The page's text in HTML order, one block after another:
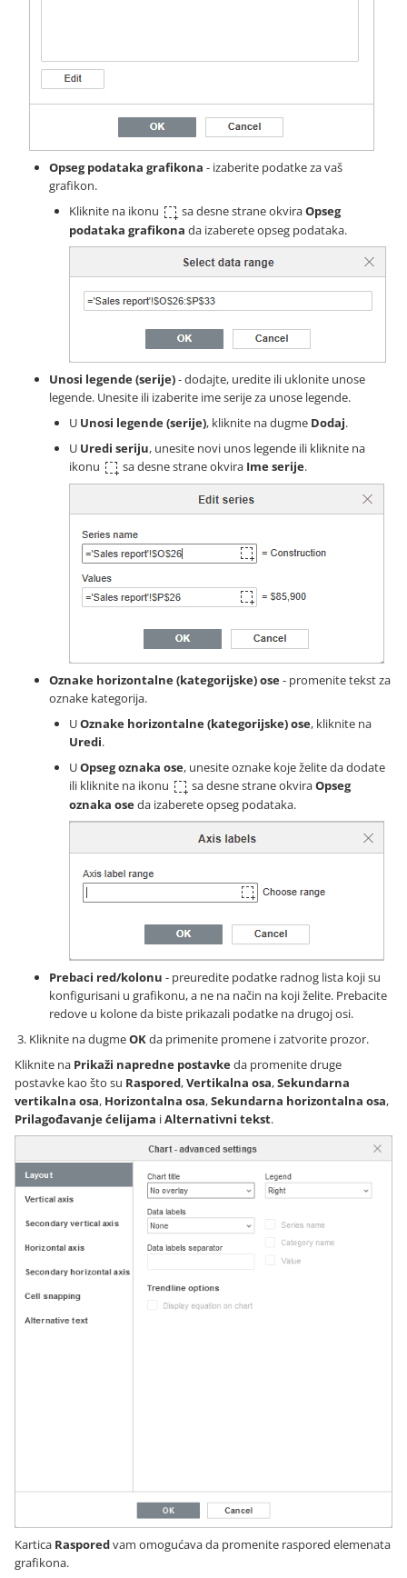
Opseg podataka grafikona - izaberite podatke za vaš
grafikon.
Kliknite na ikonu
sa desne strane okviraOpseg
podataka grafikona da izaberete opseg podataka.
Unosi legende (serije)- dodajte, uredite ili uklonite unose
legende. Unesite ili izaberite ime serije za unose legende.
U Unosi legende (serije), kliknite na dugme Dodaj.
U Uredi seriju, unesite novi unos legende ili kliknite na
ikonu
sa desne strane okvira Ime serije.
Oznake horizontalne (kategorijske) ose- promenite tekst za
oznake kategorija.
UOznake horizontalne (kategorijske) ose, kliknite na
Uredi.
UOpseg oznaka ose, unesite oznake koje želite da dodate
ili kliknite na ikonu
sa desne strane okviraOpseg
oznaka oseda izaberete opseg podataka.
Prebaci red/kolonu - preuredite podatke radnog lista koji su
konfigurisani u grafikonu, a ne na način na koji želite. Prebacite
redove u kolone da biste prikazali podatke na drugoj osi.
Kliknite na dugmeOKda primenite promene i zatvorite prozor.
Kliknite na Prikaži napredne postavkeda promenite druge
postavke kao što su Raspored,Vertikalna osa,Sekundarna
vertikalna osa, Horizontalna osa,Sekundarna horizontalna osa,
Prilagođavanje ćelijama iAlternativni tekst.
Kartica Rasporedvam omogućava da promenite raspored elemenata
grafikona.